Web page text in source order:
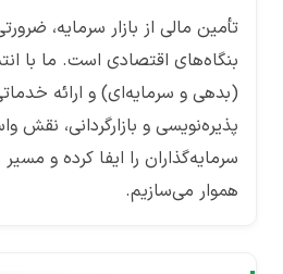
تأمین مالی از بازار سرمایه،
بنگاه‌های اقتصادی است. ما با
(بدهی و سرمایه‌ای) و ارائه
پذیره‌نویسی و بازارگردانی، نقش
سرمایه‌گذاران را ایفا کرده و
هموار می‌سازیم.